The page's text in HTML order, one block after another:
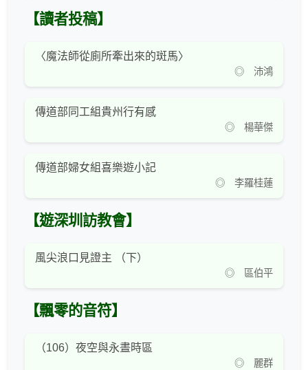
【讀者投稿】
〈魔法師從廁所牽出來的斑馬〉
◎ 沛鴻
傳道部同工組貴州行有感
◎ 楊華傑
傳道部婦女組喜樂遊小記
◎ 李羅桂蓮
【遊深圳訪教會】
風尖浪口見證主 （下）
◎ 區伯平
【飄零的音符】
（106）夜空與永晝時區
◎ 麗群